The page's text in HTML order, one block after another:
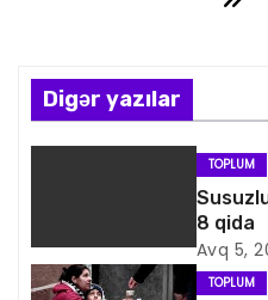
n
a
q
Digər yazılar
TOPLUM
8 qida
Avq 5,
TOPLUM